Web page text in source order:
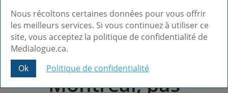
Notre approche :
un partenaire et
consultant Odoo à
Montréal, pas
Nous récoltons certaines données pour vous offrir
les meilleurs services. Si vous continuez à utiliser ce
site, vous acceptez la politique de confidentialité de
Medialogue.ca.
Ok
Politique de confidentialité